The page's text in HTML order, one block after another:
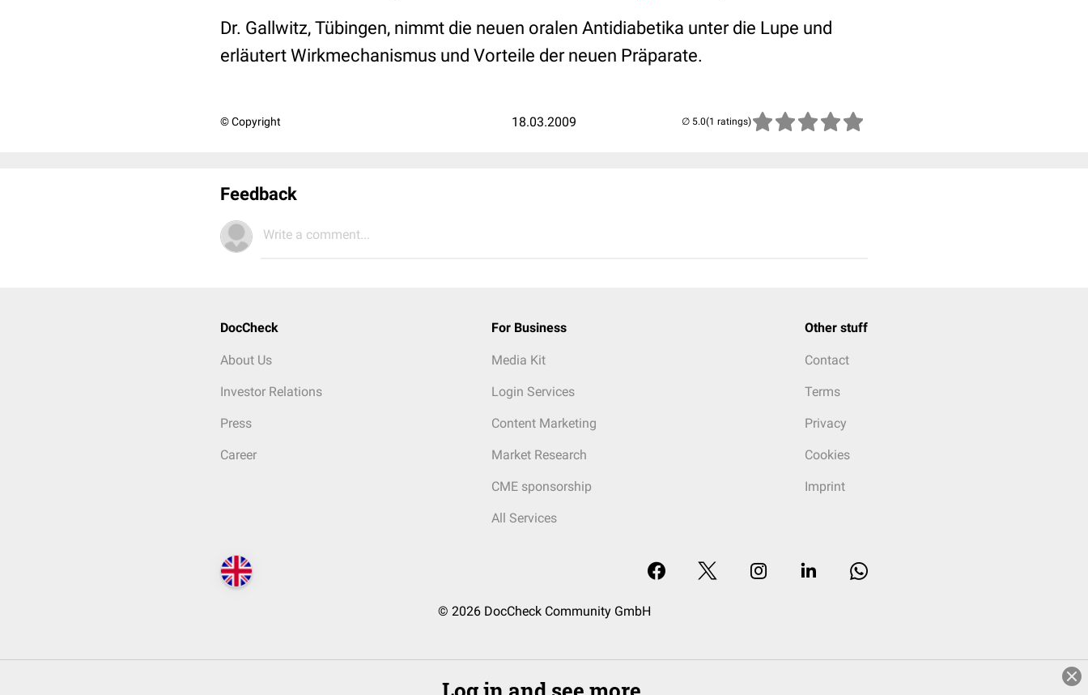
Dr. Gallwitz, Tübingen, nimmt die neuen oralen Antidiabetika unter die Lupe und
erläutert Wirkmechanismus und Vorteile der neuen Präparate.
© Copyright 18.03.2009 (1 ratings)
Feedback
Write a comment...
DocCheck
About Us
Investor Relations
Press
Career
For Business
Media Kit
Login Services
Content Marketing
Market Research
CME sponsorship
All Services
Other stuff
Contact
Terms
Privacy
Cookies
Imprint
© 2026 DocCheck Community GmbH